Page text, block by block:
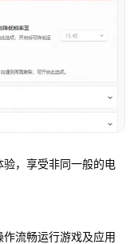
，享受非同一般的电
流畅运行游戏及应用